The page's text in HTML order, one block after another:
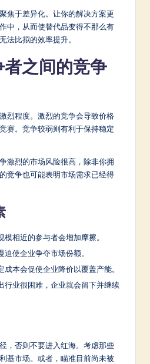
焦于差异化。让你的解决方案更
中，从而使替代品变得不那么有
法比拟的效率提升。
之间的竞争
烈程度。激烈的竞争会导致价格
赛。竞争较弱则有利于保持稳定
激烈的市场风险很高，除非你拥
竞争也可能表明市场需求已经得
模相近的参与者会增加摩擦。
迫使企业争夺市场份额。
成本会促使企业降价以覆盖产能。
行业很困难，企业就会留下并继续
，否则不要进入红海。考虑那些
基市场。或者，瞄准目前尚未被